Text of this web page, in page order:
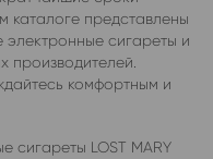
представлены
сигареты и
производителей.
комфортным и
сигареты LOST MARY